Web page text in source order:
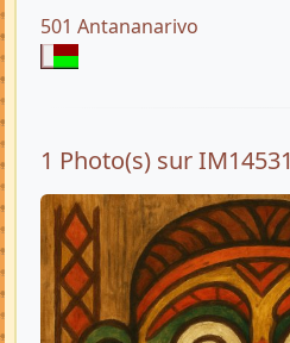
501 Antananarivo
1 Photo(s) sur IM14531